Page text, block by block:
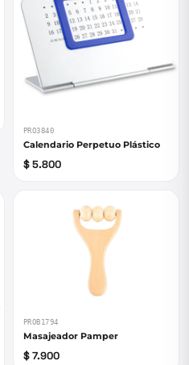
PRO3840
Calendario Perpetuo Plástico
$ 5.800
PROB1794
Masajeador Pamper
$ 7.900